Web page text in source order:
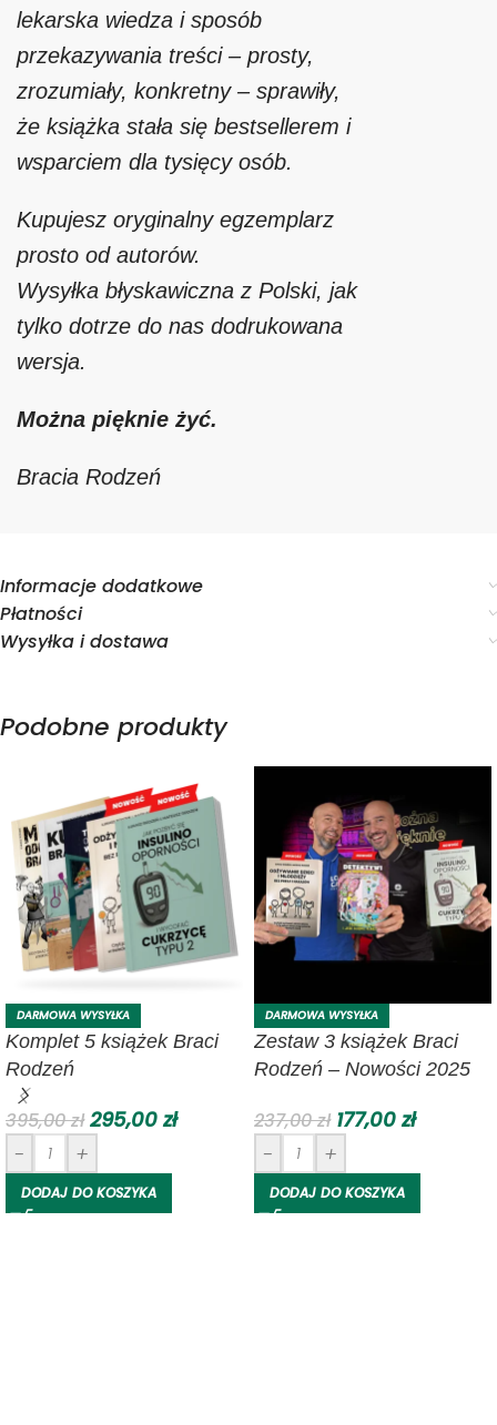
lekarska wiedza i sposób
przekazywania treści – prosty,
zrozumiały, konkretny – sprawiły,
że książka stała się bestsellerem i
wsparciem dla tysięcy osób.
Kupujesz oryginalny egzemplarz
prosto od autorów.
Wysyłka błyskawiczna z Polski, jak
tylko dotrze do nas dodrukowana
wersja.
Można pięknie żyć.
Bracia Rodzeń
Informacje dodatkowe
Płatności
Wysyłka i dostawa
Podobne produkty
DARMOWA WYSYŁKA
Komplet 5 książek Braci
Rodzeń
395,00zł 295,00zł
-
+
DODAJ DO KOSZYKA
DARMOWA WYSYŁKA
Zestaw 3 książek Braci
Rodzeń – Nowości 2025
237,00zł 177,00zł
-
+
DODAJ DO KOSZYKA